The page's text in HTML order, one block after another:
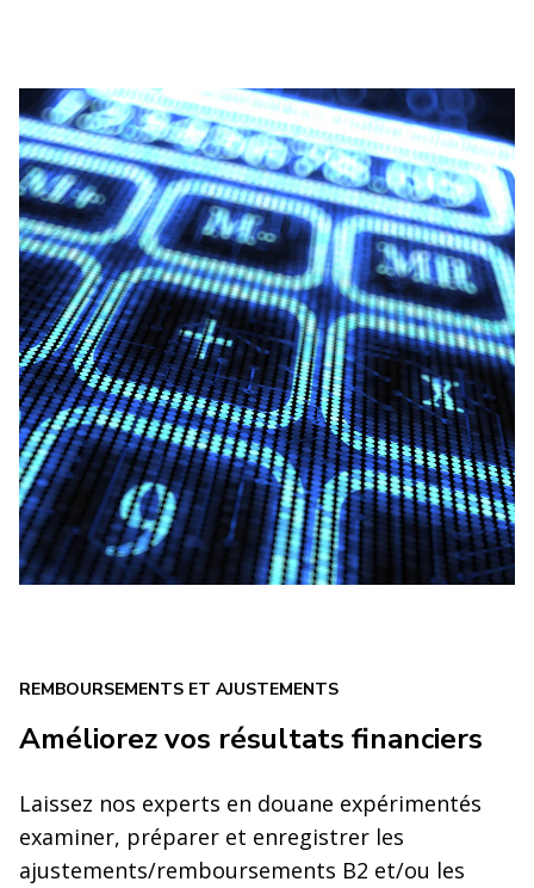
REMBOURSEMENTS ET AJUSTEMENTS
Améliorez vos résultats financiers
Laissez nos experts en douane expérimentés
examiner, préparer et enregistrer les
ajustements/remboursements B2 et/ou les